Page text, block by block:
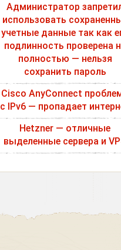
Администратор
использовать
учетные данные так как
подлинность проверена
полностью — нельзя
сохранить пароль
Cisco AnyConnect
с IPv6 — пропадает
Hetzner — отличные
выделенные сервера и